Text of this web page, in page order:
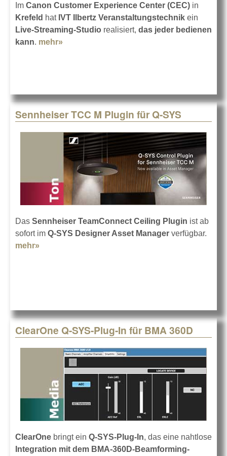
Im Canon Customer Experience Center (CEC) in
Krefeld hat IVT Ilbertz Veranstaltungstechnik ein
Live-Streaming-Studio realisiert, das jeder bedienen
kann. mehr»
Sennheiser TCC M Plugin für Q-SYS
Das Sennheiser TeamConnect Ceiling Plugin ist ab
sofort im Q-SYS Designer Asset Manager verfügbar.
mehr»
ClearOne Q-SYS-Plug-In für BMA 360D
ClearOne bringt ein Q-SYS-Plug-In, das eine nahtlose
Integration mit dem BMA-360D-Beamforming-